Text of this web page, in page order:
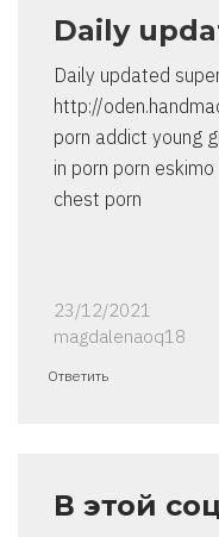
Daily
Daily updated
http://
porn addict young
in porn porn
chest porn
23/12/2021
magdalenaoq18
Ответить
В этой